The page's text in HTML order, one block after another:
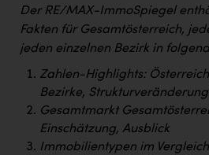
Karin Liedl
KEBA
KIWI Kinderwunsch Institut Dr.
KLIPP Frisör
Kleider Bauer
Der RE/MAX-ImmoSpiegel
Fakten für Gesamtösterreich,
jeden einzelnen Bezirk in
Zahlen-Highlights:
Bezirke,
Gesamtmarkt
Einschätzung, Ausblick
Immobilientypen im Vergleich